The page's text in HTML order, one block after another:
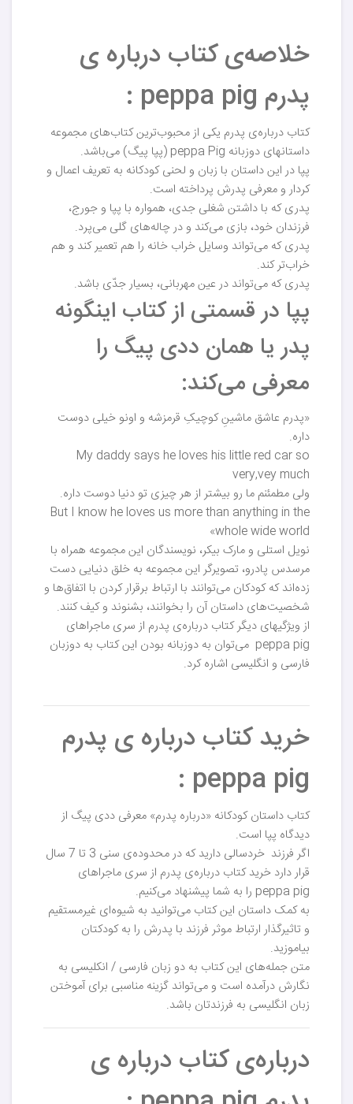
خلاصه‌ی کتاب درباره ی
پدرم peppa pig :
کتاب درباره‌ی پدرم یکی از محبوب‌ترین کتاب‌های مجموعه
داستانهای دوزبانه peppa Pig (پپا پیگ) می‌باشد.
پپا در این داستان با زبان و لحنی کودکانه به تعریف اعمال و
کردار و معرفی پدرش پرداخته است.
پدری که با داشتن شغلی جدی، همواره با پپا و جورج،
فرزندان خود، بازی می‌کند و در چاله‌های گلی می‌پرد.
پدری که می‌تواند وسایل خراب خانه را هم تعمیر کند و هم
خراب‌تر کند.
پدری که می‌تواند در عین مهربانی، بسیار جدّی باشد.
پپا در قسمتی از کتاب اینگونه
پدر یا همان ددی پیگ را
معرفی می‌کند:
«پدرم عاشق ماشینِ کوچیکِ قرمزشه و اونو خیلی دوست
داره.
My daddy says he loves his little red car so
very,vey much
ولی مطمئنم ما رو بیشتر از هر چیزی تو دنیا دوست داره.
But I know he loves us more than anything in the
whole wide world»
نویل استلی و مارک بیکر، نویسندگان این مجموعه همراه با
مرسدس پادرو، تصویرگر این مجموعه به خلق دنیایی دست
زده‌اند که کودکان می‌توانند با ارتباط برقرار کردن با اتفاق‌ها و
شخصیت‌های داستان آن را بخوانند، بشنوند و کیف کنند.
از ویژگیهای دیگر کتاب درباره‌ی پدرم از سری ماجراهای
peppa pig می‌توان به دوزبانه بودن این کتاب به دوزبان
فارسی و انگلیسی اشاره کرد.
خرید کتاب درباره ی پدرم
peppa pig :
کتاب داستان کودکانه «درباره پدرم» معرفی ددی پیگ از
دیدگاه پپا است.
اگر فرزند خردسالی دارید که در محدوده‌ی سنی 3 تا 7 سال
قرار دارد خرید کتاب درباره‌ی پدرم از سری ماجراهای
peppa pig را به شما پیشنهاد می‌کنیم.
به کمک داستان این کتاب می‌توانید به شیوه‌ای غیرمستقیم
و تاثیرگذار ارتباط موثر فرزند با پدرش را به کودکتان
بیاموزید.
متن جمله‌های این کتاب به دو زبان فارسی / انکلیسی به
نگارش درآمده است و می‌تواند گزینه مناسبی برای آموختن
زبان انگلیسی به فرزندتان باشد.
درباره‌ی کتاب درباره ی